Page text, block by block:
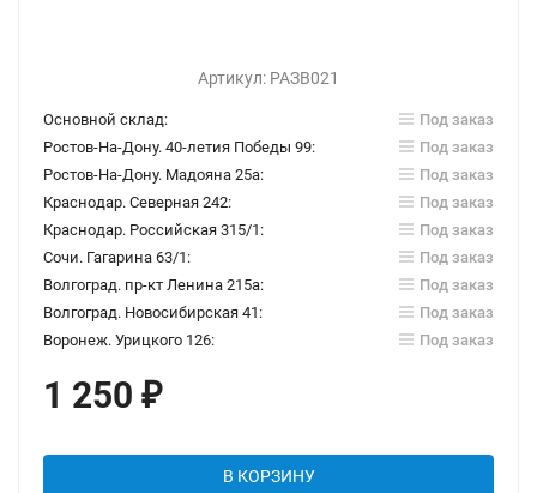
Артикул: РАЗВ021
Основной склад:
Под заказ
Ростов-На-Дону. 40-летия Победы 99:
Под заказ
Ростов-На-Дону. Мадояна 25а:
Под заказ
Краснодар. Северная 242:
Под заказ
Краснодар. Российская 315/1:
Под заказ
Сочи. Гагарина 63/1:
Под заказ
Волгоград. пр-кт Ленина 215а:
Под заказ
Волгоград. Новосибирская 41:
Под заказ
Воронеж. Урицкого 126:
Под заказ
1 250 ₽
В КОРЗИНУ